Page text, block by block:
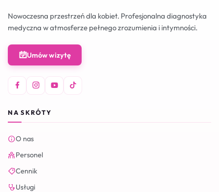
Nowoczesna przestrzeń dla kobiet. Profesjonalna diagnostyka
medyczna w atmosferze pełnego zrozumienia i intymności.
Umów wizytę
NA SKRÓTY
O nas
Personel
Cennik
Usługi